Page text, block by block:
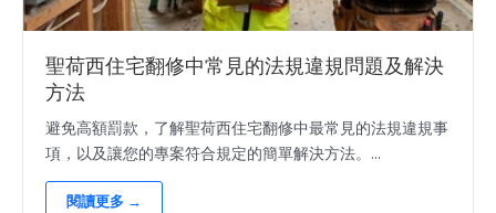
聖荷西住宅翻修中常見的法規違規問題及解決
方法
避免高額罰款，了解聖荷西住宅翻修中最常見的法規違規事
項，以及讓您的專案符合規定的簡單解決方法。...
閱讀更多 →